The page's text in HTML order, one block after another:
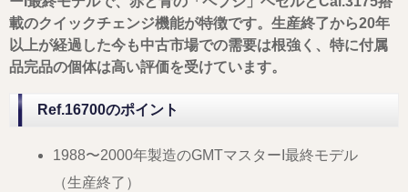
載のクイックチェンジ機能が特徴です。生産終了から20年
以上が経過した今も中古市場での需要は根強く、特に付属
品完品の個体は高い評価を受けています。
Ref.16700のポイント
1988〜2000年製造のGMTマスターI最終モデル
（生産終了）